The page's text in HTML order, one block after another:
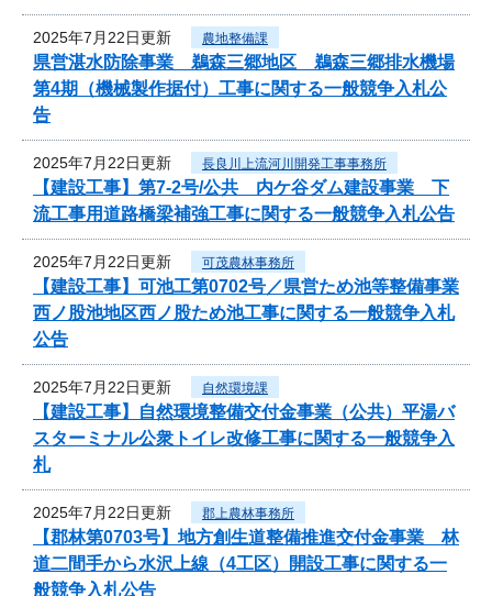
2025年7月22日更新 農地整備課
県営湛水防除事業 鵜森三郷地区 鵜森三郷排水機場
第4期（機械製作据付）工事に関する一般競争入札公
告
2025年7月22日更新 長良川上流河川開発工事事務所
【建設工事】第7-2号/公共 内ケ谷ダム建設事業 下
流工事用道路橋梁補強工事に関する一般競争入札公告
2025年7月22日更新 可茂農林事務所
【建設工事】可池工第0702号／県営ため池等整備事業
西ノ股池地区西ノ股ため池工事に関する一般競争入札
公告
2025年7月22日更新 自然環境課
【建設工事】自然環境整備交付金事業（公共）平湯バ
スターミナル公衆トイレ改修工事に関する一般競争入
札
2025年7月22日更新 郡上農林事務所
【郡林第0703号】地方創生道整備推進交付金事業 林
道二間手から水沢上線（4工区）開設工事に関する一
般競争入札公告